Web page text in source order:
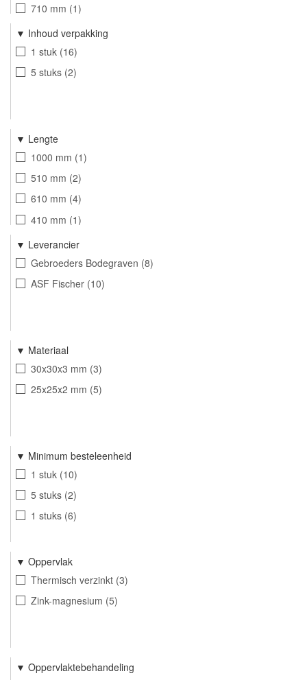
710 mm 1
810 mm 3
910 mm 1
1010 mm
Inhoud verpakking
1 stuk 16
5 stuks 2
Lengte
1000 mm 1
510 mm 2
610 mm 4
410 mm 1
1090 mm 2
Leverancier
Gebroeders Bodegraven 8
ASF Fischer 10
Materiaal
30x30x3 mm 3
25x25x2 mm 5
Minimum besteleenheid
1 stuk 10
5 stuks 2
1 stuks 6
Oppervlak
Thermisch verzinkt 3
Zink-magnesium 5
Oppervlaktebehandeling